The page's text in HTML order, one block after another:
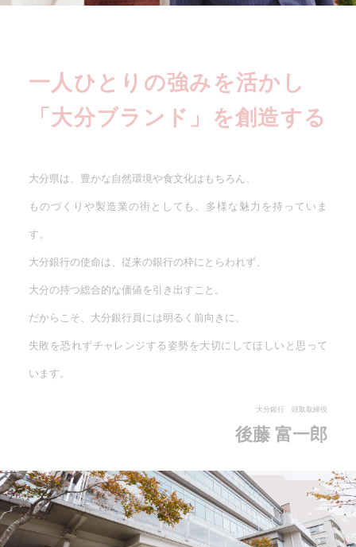
一人ひとりの強みを活かし
「大分ブランド」を創造する
大分県は、豊かな自然環境や食文化はもちろん、
ものづくりや製造業の街としても、多様な魅力を持っていま
す。
大分銀行の使命は、従来の銀行の枠にとらわれず、
大分の持つ総合的な価値を引き出すこと。
だからこそ、大分銀行員には明るく前向きに、
失敗を恐れずチャレンジする姿勢を大切にしてほしいと思って
います。
大分銀行 頭取取締役
後藤 富一郎